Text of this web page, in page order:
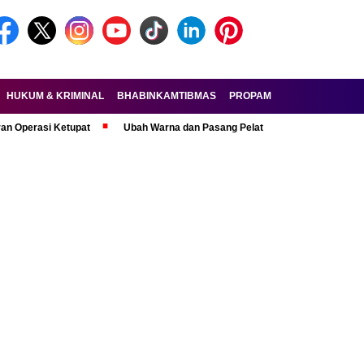
HUKUM & KRIMINAL BHABINKAMTIBMAS PROPAM
Ketupat Ubah Warna dan Pasang Pelat Palsu, Pelaku Curanmor R6